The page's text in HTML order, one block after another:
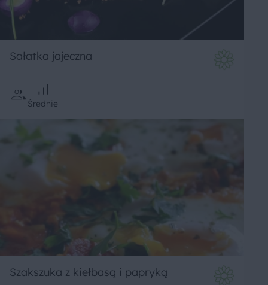
Sałatka jajeczna
Średnie
Szakszuka z kiełbasą i papryką